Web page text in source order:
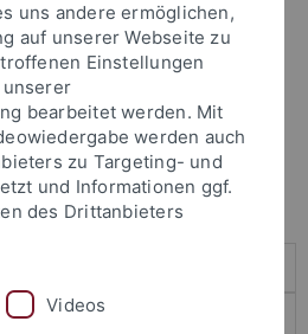
und Ihr Passwort an um sich
uns andere ermöglichen,
auf unserer Webseite zu
Einstellungen
bearbeitet werden. Mit
werden auch
zu Targeting- und
und Informationen ggf.
des Drittanbieters
Videos